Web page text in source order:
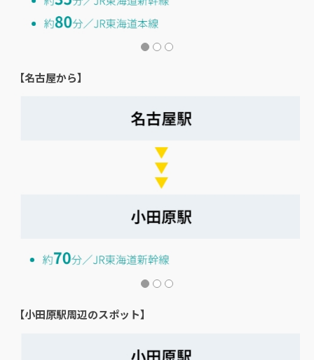
【名古屋から】
【小田原駅周辺のスポット】